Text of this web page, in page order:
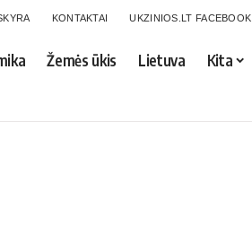
KONTAKTAI UKZINIOS.LT FACEBOOK
Žemės ūkis Lietuva Kita